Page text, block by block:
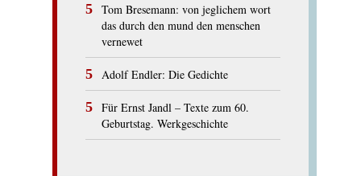
Tom Bresemann: von jeglichem wort
das durch den mund den menschen
vernewet
Adolf Endler: Die Gedichte
Für Ernst Jandl – Texte zum 60.
Geburtstag. Werkgeschichte